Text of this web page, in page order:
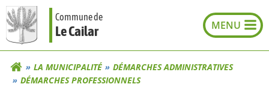
Aller
au
contenu
Commune de
Le Cailar
LA MUNICIPALITÉ
DÉMARCHES ADMINISTRATIVES
DÉMARCHES PROFESSIONNELS